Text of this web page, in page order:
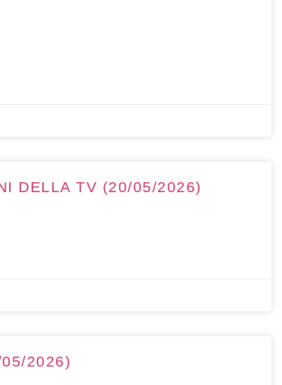
DELLA TV (20/05/2026)
2026)